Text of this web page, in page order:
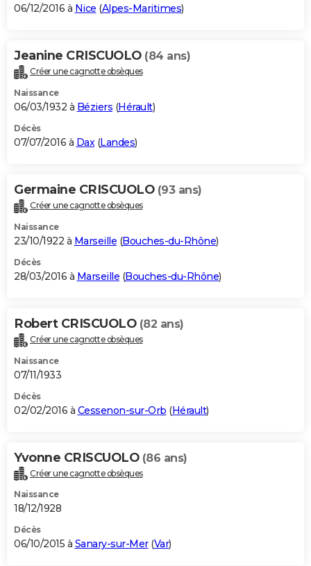
06/12/2016 à Nice (Alpes-Maritimes)
Jeanine CRISCUOLO (84 ans)
Créer une cagnotte obsèques
Naissance
06/03/1932 à Béziers (Hérault)
Décès
07/07/2016 à Dax(Landes)
Germaine CRISCUOLO (93 ans)
Créer une cagnotte obsèques
Naissance
23/10/1922 à Marseille (Bouches-du-Rhône)
Décès
28/03/2016 à Marseille (Bouches-du-Rhône)
Robert CRISCUOLO (82 ans)
Créer une cagnotte obsèques
Naissance
07/11/1933
Décès
02/02/2016 à Cessenon-sur-Orb (Hérault)
Yvonne CRISCUOLO (86 ans)
Créer une cagnotte obsèques
Naissance
18/12/1928
Décès
06/10/2015 à Sanary-sur-Mer(Var)